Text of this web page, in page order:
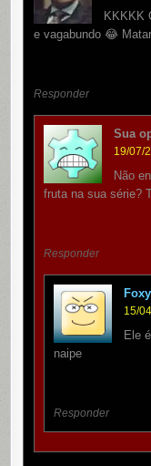
KKKKK
e vagabundo 😂
Responder
Sua
19/07/
Não
fruta na sua série?
Responder
15/
Ele
naipe
Responder